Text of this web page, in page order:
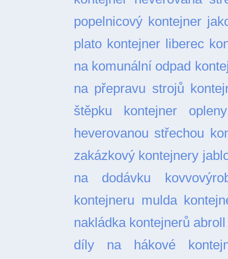
popelnicový kontejner
plato kontejner liberec
na komunální odpad
na přepravu strojů
štěpku
kontejner opleny
heverovanou střechou
zakázkový kontejnery
na dodávku
kontejneru mulda
nakládka kontejnerů abroll
díly na hákové